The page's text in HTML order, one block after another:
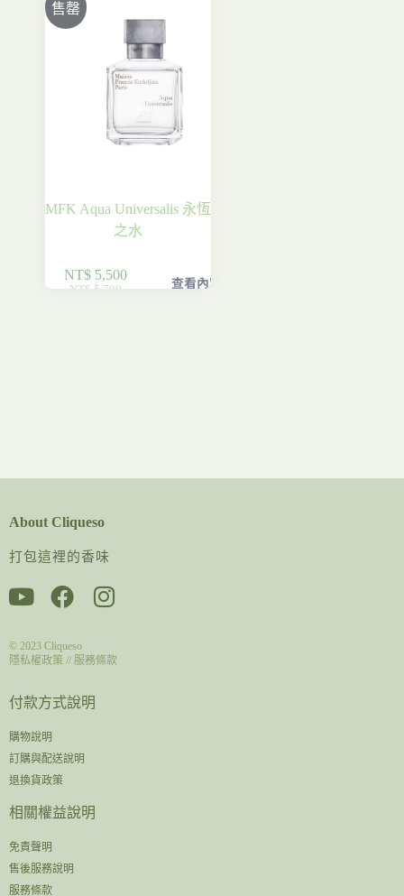
售罄
MFK Aqua Universalis 永恆
之水
NT$ 5,700
NT$ 5,500 查看內容
About Cliqueso
打包這裡的香味
© 2023 Cliqueso
隱私權政策 // 服務條款
付款方式說明
購物說明
訂購與配送說明
退換貨政策
相關權益說明
免責聲明
售後服務說明
服務條款